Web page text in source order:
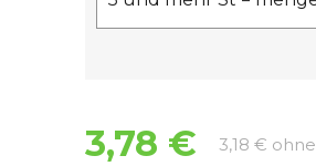
3,78 € 3,18 €